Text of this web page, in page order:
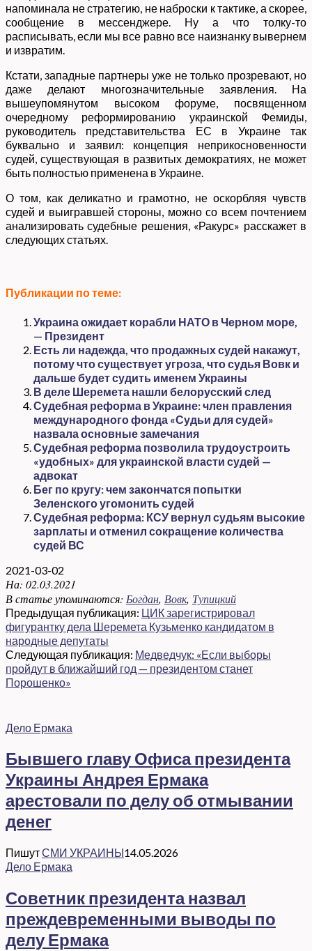
напоминала не стратегию, не наброски к тактике, а скорее,
сообщение в мессенджере. Ну а что толку-то
расписывать, если мы все равно все наизнанку вывернем
и извратим.
Кстати, западные партнеры уже не только прозревают, но
даже делают многозначительные заявления. На
вышеупомянутом высоком форуме, посвященном
очередному реформированию украинской Фемиды,
руководитель представительства ЕС в Украине так
буквально и заявил: концепция неприкосновенности
судей, существующая в развитых демократиях, не может
быть полностью применена в Украине.
О том, как деликатно и грамотно, не оскорбляя чувств
судей и выигравшей стороны, можно со всем почтением
анализировать судебные решения, «Ракурс» расскажет в
следующих статьях.
Публикации по теме:
Украина ожидает корабли НАТО в Черном море,
— Президент
Есть ли надежда, что продажных судей накажут,
потому что существует угроза, что судья Вовк и
дальше будет судить именем Украины
В деле Шеремета нашли белорусский след
Судебная реформа в Украине: член правления
международного фонда «Судьи для судей»
назвала основные замечания
Судебная реформа позволила трудоустроить
«удобных» для украинской власти судей —
адвокат
Бег по кругу: чем закончатся попытки
Зеленского угомонить судей
Судебная реформа: КСУ вернул судьям высокие
зарплаты и отменил сокращение количества
судей ВС
2021-03-02
На: 02.03.2021
В статье упоминаются: Богдан, Вовк, Тупицкий
Предыдущая публикация: ЦИК зарегистрировал
фигурантку дела Шеремета Кузьменко кандидатом в
народные депутаты
Следующая публикация: Медведчук: «Если выборы
пройдут в ближайший год — президентом станет
Порошенко»
Дело Ермака
Бывшего главу Офиса президента
Украины Андрея Ермака
арестовали по делу об отмывании
денег
ПишутСМИ УКРАИНЫ14.05.2026
Дело Ермака
Советник президента назвал
преждевременными выводы по
делу Ермака